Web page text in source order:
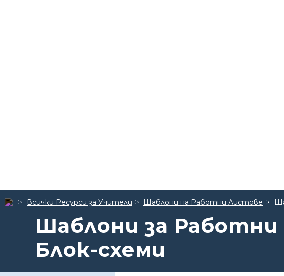
Всички Ресурси за Учители Шаблони на Работни Листове
Шаблони за
Блок-схеми